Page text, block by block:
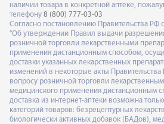
наличии товара в конкретной аптеке,
телефону 8 (800) 777-03-03
Согласно постановлению Правительства РФ
"Об утверждении Правил выдачи
розничной торговли лекарственными
применения дистанционным способом,
доставки указанных лекарственных
изменений в некоторые акты
вопросу розничной торговли
медицинского применения дистанционным
доставка из интернет-аптеки возможна
категорий товаров: безрецептурных
биологически активных добавок (БАДов),